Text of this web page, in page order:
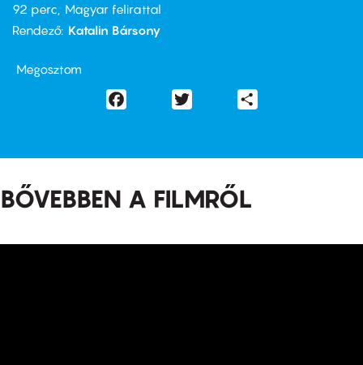
92 perc,
Magyar felirattal
Rendező Katalin Bársony
Megosztom
Facebook
BŐVEBBEN A FILMRŐL